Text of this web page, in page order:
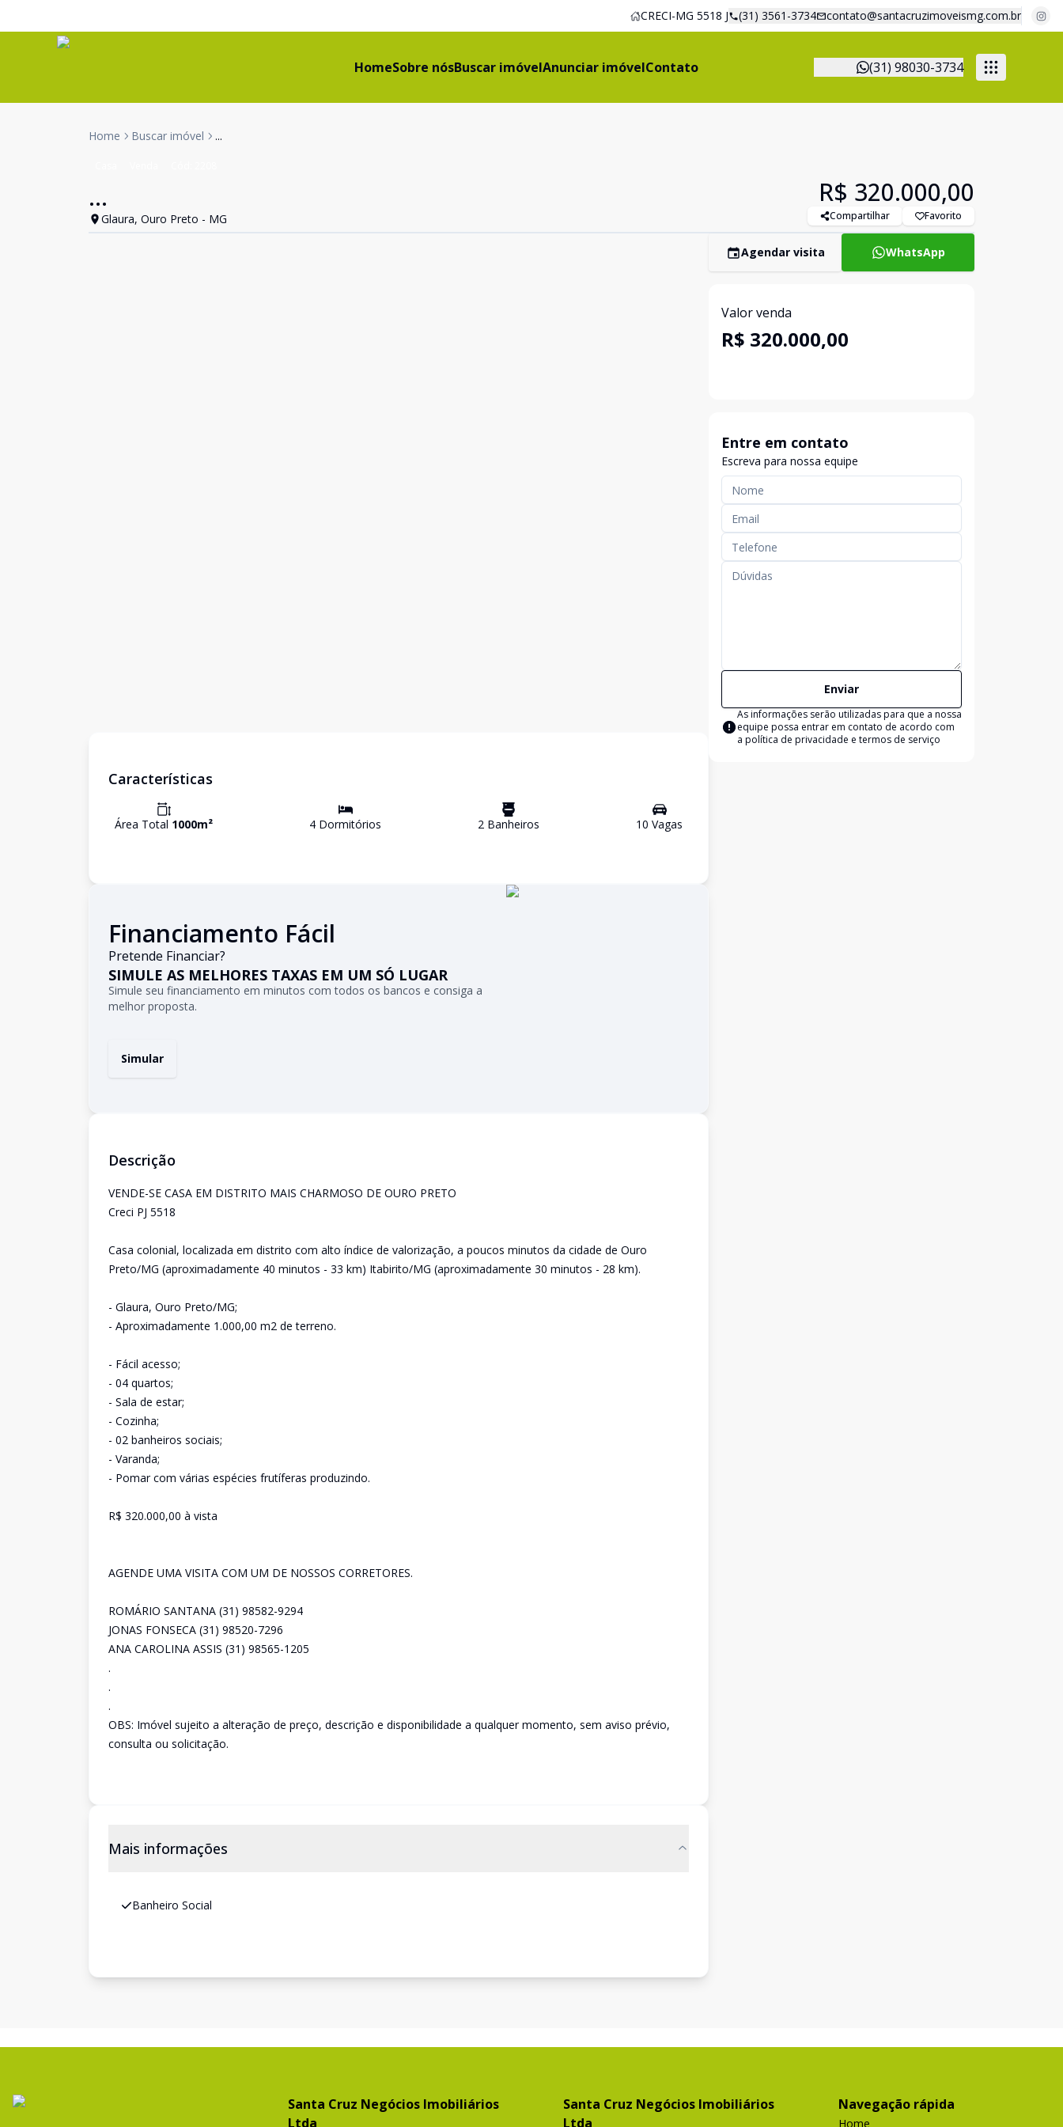
CRECI-MG 5518 J (31) 3561-3734 contato@santacruzimoveismg.com.br
HomeSobre nósBuscar imóvelAnunciar imóvelContato (31) 98030-3734
Home Buscar imóvel ...
...
Glaura, Ouro Preto - MG
R$ 320.000,00
Compartilhar Favorito
Características
Área Total 1000m² 4 Dormitórios 2 Banheiros 10 Vagas
Financiamento Fácil
Pretende Financiar?
SIMULE AS MELHORES TAXAS EM UM SÓ LUGAR
Simule seu financiamento em minutos com todos os bancos e consiga a
melhor proposta.
Simular
Descrição
VENDE-SE CASA EM DISTRITO MAIS CHARMOSO DE OURO PRETO
Creci PJ 5518
Casa colonial, localizada em distrito com alto índice de valorização, a poucos minutos da cidade de Ouro
Preto/MG (aproximadamente 40 minutos - 33 km) Itabirito/MG (aproximadamente 30 minutos - 28 km).
- Glaura, Ouro Preto/MG;
- Aproximadamente 1.000,00 m2 de terreno.
- Fácil acesso;
- 04 quartos;
- Sala de estar;
- Cozinha;
- 02 banheiros sociais;
- Varanda;
- Pomar com várias espécies frutíferas produzindo.
R$ 320.000,00 à vista
AGENDE UMA VISITA COM UM DE NOSSOS CORRETORES.
ROMÁRIO SANTANA (31) 98582-9294
JONAS FONSECA (31) 98520-7296
ANA CAROLINA ASSIS (31) 98565-1205
.
.
.
OBS: Imóvel sujeito a alteração de preço, descrição e disponibilidade a qualquer momento, sem aviso prévio,
consulta ou solicitação.
Mais informações
Banheiro Social
Agendar visita WhatsApp
Valor venda
R$ 320.000,00
Entre em contato
Escreva para nossa equipe
Enviar
As informações serão utilizadas para que a nossa
equipe possa entrar em contato de acordo com
a política de privacidade e termos de serviço
Santa Cruz Negócios Imobiliários
Ltda
Santa Cruz Negócios Imobiliários
Ltda
Navegação rápida
Home